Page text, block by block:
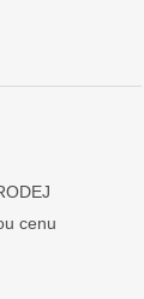
cenu